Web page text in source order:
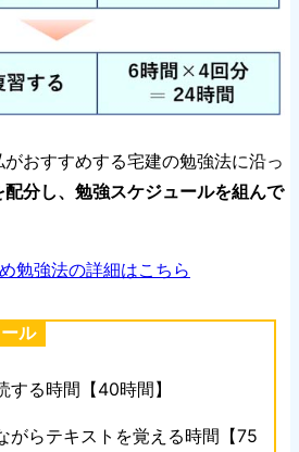
おすすめする宅建の勉強法に沿っ
分し、勉強スケジュールを組んで
勉強法の詳細はこちら
ル
する時間【40時間】
がらテキストを覚える時間【75